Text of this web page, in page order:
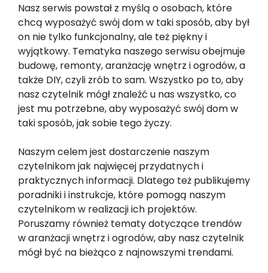
Nasz serwis powstał z myślą o osobach, które
chcą wyposażyć swój dom w taki sposób, aby był
on nie tylko funkcjonalny, ale też piękny i
wyjątkowy. Tematyka naszego serwisu obejmuje
budowę, remonty, aranżację wnętrz i ogrodów, a
także DIY, czyli zrób to sam. Wszystko po to, aby
nasz czytelnik mógł znaleźć u nas wszystko, co
jest mu potrzebne, aby wyposażyć swój dom w
taki sposób, jak sobie tego życzy.
Naszym celem jest dostarczenie naszym
czytelnikom jak najwięcej przydatnych i
praktycznych informacji. Dlatego też publikujemy
poradniki i instrukcje, które pomogą naszym
czytelnikom w realizacji ich projektów.
Poruszamy również tematy dotyczące trendów
w aranżacji wnętrz i ogrodów, aby nasz czytelnik
mógł być na bieżąco z najnowszymi trendami.